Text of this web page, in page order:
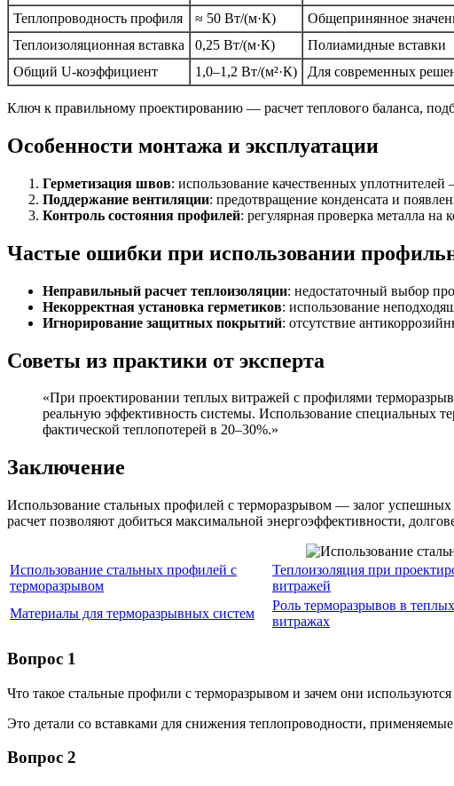
Теплопроводность профиля
≈ 50 Вт/(м·К)
Общепринянное
Теплоизоляционная вставка
0,25 Вт/(м·К)
Полиамидные вставки
Общий U-коэффициент
1,0–1,2 Вт/(м²·К) Для современных
Ключ к правильному проектированию — расчет теплового баланса,
Особенности монтажа и эксплуатации
Герметизация швов: использование качественных
Поддержание вентиляции: предотвращение конденсата и
Контроль состояния профилей: регулярная проверка металла
Частые ошибки при использовании
Неправильный расчет теплоизоляции: недостаточный выбор
Некорректная установка герметиков: использование
Игнорирование защитных покрытий: отсутствие
Советы из практики от эксперта
«При проектировании теплых витражей с профилями
реальную эффективность системы. Использование специальных
фактической теплопотерей в 20–30%.»
Заключение
Использование стальных профилей с терморазрывом — залог
расчет позволяют добиться максимальной энергоэффективности,
Использование стальных профилей с
терморазрывом
Теплоизоляция при
витражей
Материалы для терморазрывных систем
Роль терморазрывов в теплых
витражах
Вопрос 1
Что такое стальные профили с терморазрывом и зачем они
Это детали со вставками для снижения теплопроводности,
Вопрос 2